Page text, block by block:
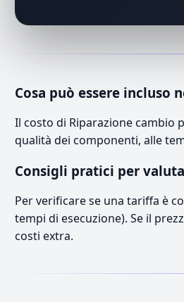
Cosa può essere incluso
Il costo di Riparazione cambio
qualità dei componenti, alle
Consigli pratici per
Per verificare se una tariffa è
tempi di esecuzione). Se il
costi extra.